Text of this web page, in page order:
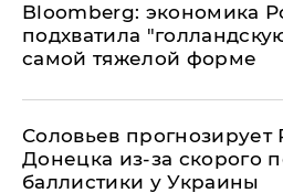
Bloomberg: экономика
подхватила
самой тяжелой форме
Соловьев прогнозирует
Донецка из-за скорого
баллистики у Украины